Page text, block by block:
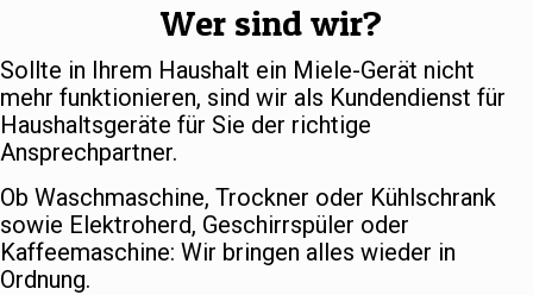
Wer sind wir?
Sollte in Ihrem Haushalt ein Miele-Gerät nicht
mehr funktionieren, sind wir als Kundendienst für
Haushaltsgeräte für Sie der richtige
Ansprechpartner.
Ob Waschmaschine, Trockner oder Kühlschrank
sowie Elektroherd, Geschirrspüler oder
Kaffeemaschine: Wir bringen alles wieder in
Ordnung.